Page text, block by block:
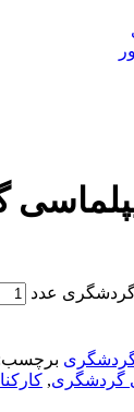
گردشگری عدد
گردشگری
گردشگری,